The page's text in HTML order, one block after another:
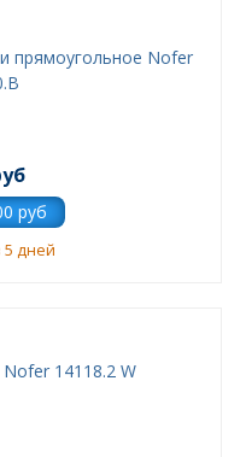
прямоугольное Nofer
5 дней
14118.2 W